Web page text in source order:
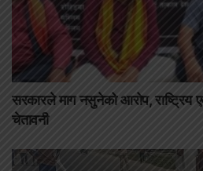
सरकारले माग नसुनेको आरोप,
चेतावनी